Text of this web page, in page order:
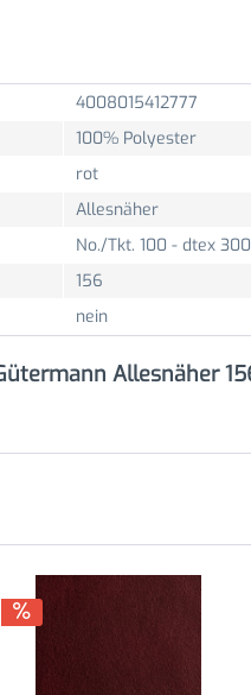
4008015412777
100% Polyester
rot
Allesnäher
No./Tkt. 100 - dtex
156
nein
Allesnäher